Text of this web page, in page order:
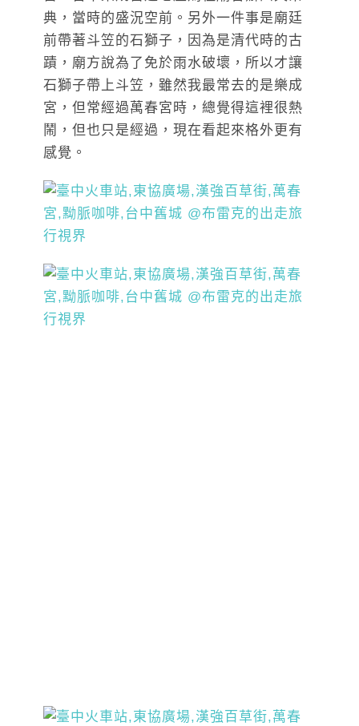
典，當時的盛況空前。另外一件事是廟廷
前帶著斗笠的石獅子，因為是清代時的古
蹟，廟方說為了免於雨水破壞，所以才讓
石獅子帶上斗笠，雖然我最常去的是樂成
宮，但常經過萬春宮時，總覺得這裡很熱
鬧，但也只是經過，現在看起來格外更有
感覺。